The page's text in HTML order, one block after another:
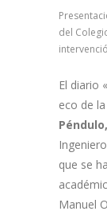
del
El diario
eco de
Péndulo,
que se
Manuel